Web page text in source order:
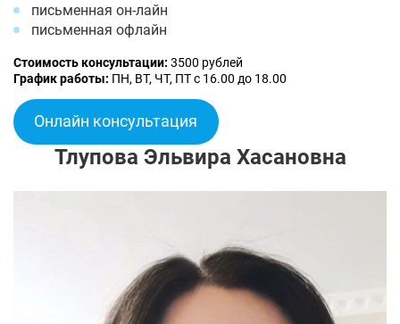
письменная он-лайн
письменная офлайн
Стоимость консультации: 3500 рублей
График работы: ПН, ВТ, ЧТ, ПТ с 16.00 до 18.00
Онлайн консультация
Тлупова Эльвира Хасановна